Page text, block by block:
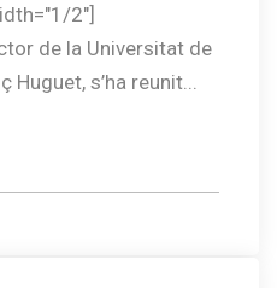
2"]
de la Universitat de
s’ha reunit...